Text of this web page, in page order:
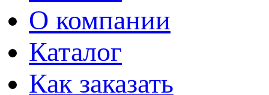
О компании
Каталог
Как заказать